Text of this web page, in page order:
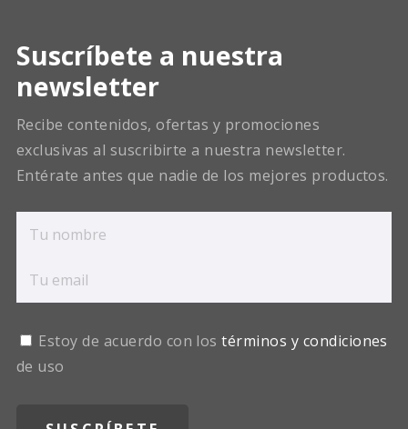
Suscríbete a nuestra
newsletter
Recibe contenidos, ofertas y promociones
exclusivas al suscribirte a nuestra newsletter.
Entérate antes que nadie de los mejores productos.
Estoy de acuerdo con lostérminos y condiciones
de uso